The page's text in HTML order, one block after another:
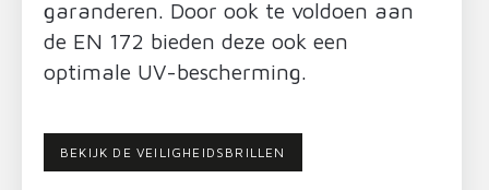
garanderen. Door ook te voldoen aan
de EN 172 bieden deze ook een
optimale UV-bescherming.
BEKIJK DE VEILIGHEIDSBRILLEN